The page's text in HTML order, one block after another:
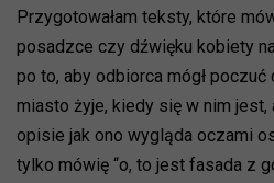
Przygotowałam teksty, które
posadzce czy dźwięku kobiety
po to, aby odbiorca mógł poczuć
miasto żyje, kiedy się w nim jest,
opisie jak ono wygląda oczami
tylko mówię “o, to jest fasada z